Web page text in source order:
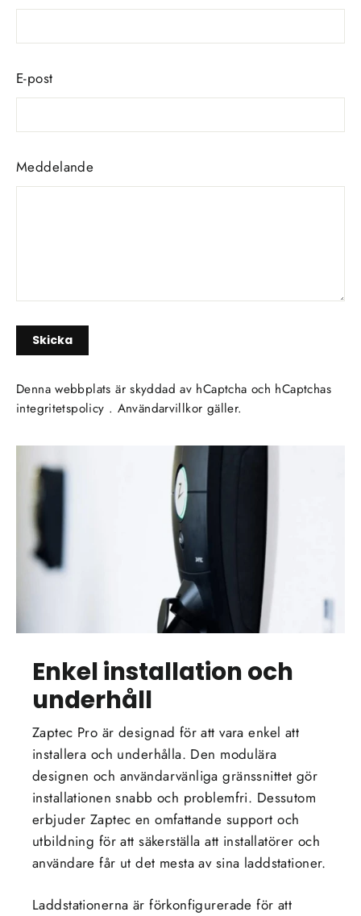
E-post
Meddelande
Skicka
Denna webbplats är skyddad av hCaptcha och hCaptchas
integritetspolicy . Användarvillkor gäller.
Enkel installation och
underhåll
Zaptec Pro är designad för att vara enkel att
installera och underhålla. Den modulära
designen och användarvänliga gränssnittet gör
installationen snabb och problemfri. Dessutom
erbjuder Zaptec en omfattande support och
utbildning för att säkerställa att installatörer och
användare får ut det mesta av sina laddstationer.
Laddstationerna är förkonfigurerade för att